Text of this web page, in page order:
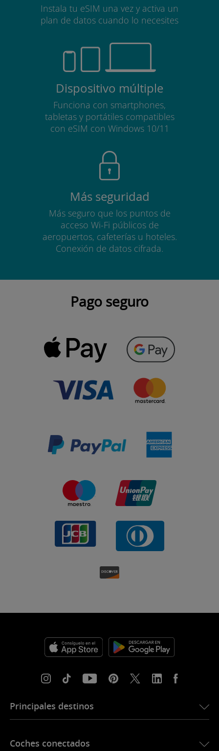
Instala tu eSIM una vez y activa un
plan de datos cuando lo necesites
Dispositivo múltiple
Funciona con smartphones,
tabletas y portátiles compatibles
con eSIM con Windows 10/11
Más seguridad
Más seguro que los puntos de
acceso Wi-Fi públicos de
aeropuertos, cafeterías u hoteles.
Conexión de datos cifrada.
Pago seguro
Principales destinos
eSIM para Europa
Coches conectados